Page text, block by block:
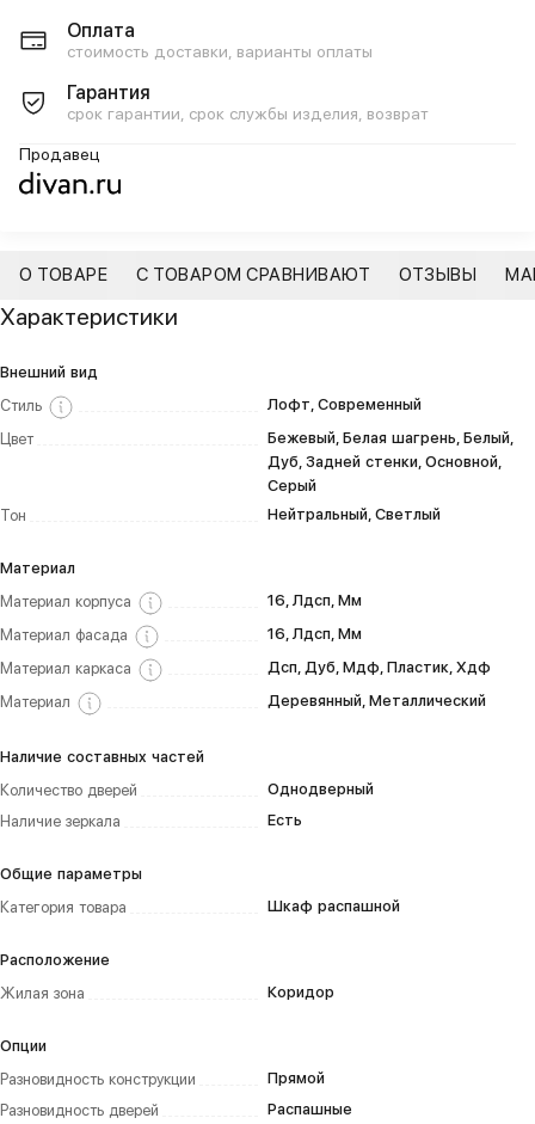
Оплата
стоимость доставки, варианты оплаты
Гарантия
срок гарантии, срок службы изделия, возврат
Продавец
О ТОВАРЕ С ТОВАРОМ СРАВНИВАЮТ ОТЗЫВЫ
Характеристики
Внешний вид
Стиль
Лофт, Современный
Цвет
Бежевый, Белая шагрень, Белый,
Дуб, Задней стенки, Основной,
Серый
Тон
Нейтральный, Светлый
Материал
Материал корпуса
16, Лдсп, Мм
Материал фасада
16, Лдсп, Мм
Материал каркаса
Дсп, Дуб, Мдф, Пластик, Хдф
Материал
Деревянный, Металлический
Наличие составных частей
Количество дверей
Однодверный
Наличие зеркала
Есть
Общие параметры
Категория товара
Шкаф распашной
Расположение
Жилая зона
Коридор
Опции
Разновидность конструкции
Прямой
Разновидность дверей
Распашные